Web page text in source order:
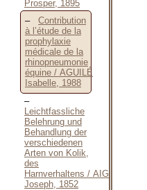
Prosper, 1895
Contribution
à l’étude de la
prophylaxie
médicale de la
rhinopneumonie
équine / AGUILÉ
Isabelle, 1988
Leichtfassliche
Belehrung und
Behandlung der
verschiedenen
Arten von Kolik,
des
Harnverhaltens /
Joseph, 1852